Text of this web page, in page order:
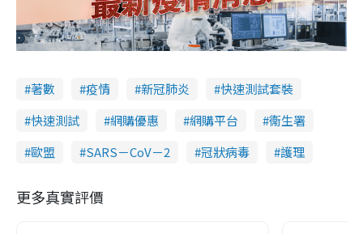
著數 疫情 新冠肺炎
快速測試套裝
快速測試
網購優惠 網購平台
衞生署
歐盟
SARS－CoV－2 冠狀病毒 護理
更多真實評價